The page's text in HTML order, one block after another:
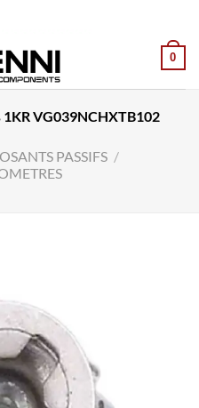
0
VG039NCHXTB102
PASSIFS /